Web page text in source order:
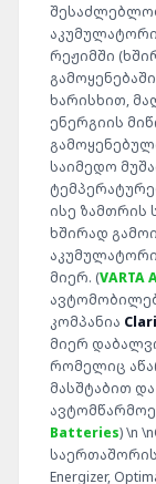
რეჟიმში
ხარისხით,
ენერგიის
საიმედო
ისე ზამთრის
ხშირად
მიერ. (
კომპანია
მიერ
რომელიც
მასშტაბით
Batteries) \n
Energizer,